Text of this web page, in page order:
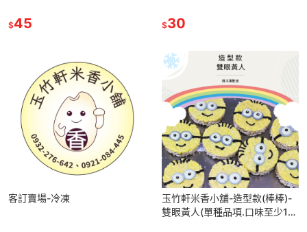
$45 $30
客訂賣場-冷凍
玉竹軒米香小舖-造型款(棒棒)-
雙眼黃人(單種品項.口味至少10